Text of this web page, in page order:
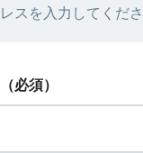
スを入力してくださ
（必須）